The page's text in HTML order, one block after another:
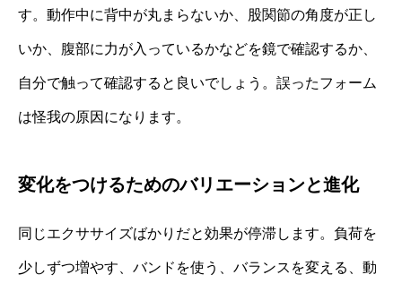
す。動作中に背中が丸まらないか、股関節の角度が正し
いか、腹部に力が入っているかなどを鏡で確認するか、
自分で触って確認すると良いでしょう。誤ったフォーム
は怪我の原因になります。
変化をつけるためのバリエーションと進化
同じエクササイズばかりだと効果が停滞します。負荷を
少しずつ増やす、バンドを使う、バランスを変える、動